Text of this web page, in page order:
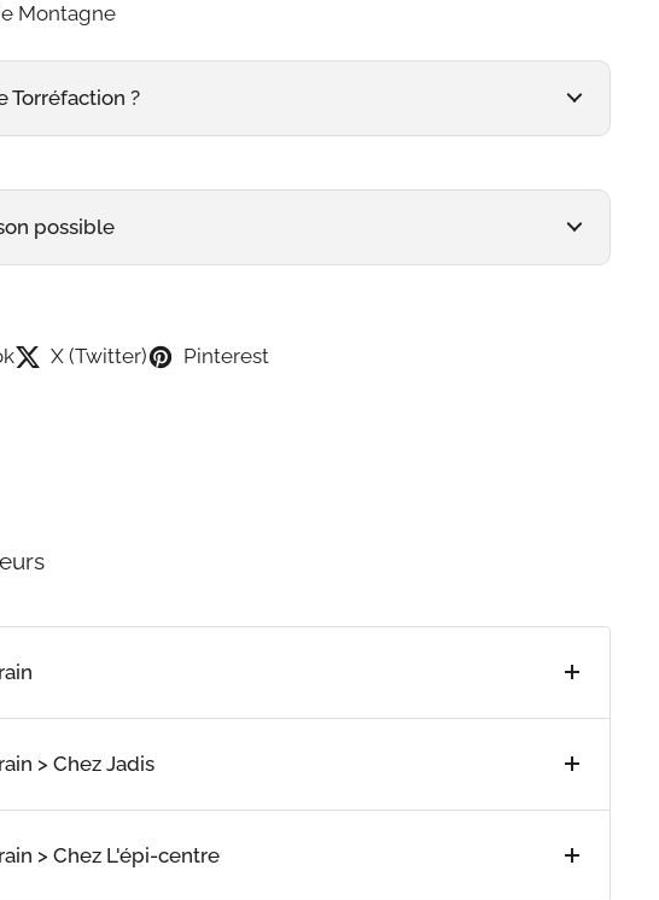
Montagne
Torréfaction ?
possible
X (Twitter) Pinterest
> Chez Jadis
> Chez L'épi-centre